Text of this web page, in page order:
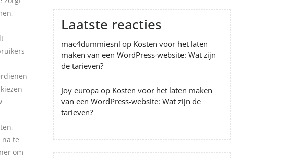
te
om
Laatste reacties
mac4dummiesnl op Kosten voor het laten
maken van een WordPress-website: Wat zijn
de tarieven?
Joy europa op Kosten voor het laten maken
van een WordPress-website: Wat zijn de
tarieven?